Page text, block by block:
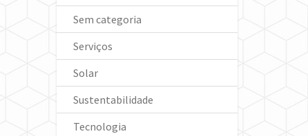
Sem categoria
Serviços
Solar
Sustentabilidade
Tecnologia